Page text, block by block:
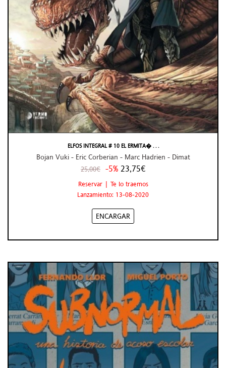
ELFOS INTEGRAL # 10 EL ERMITA� . . .
Bojan Vuki - Eric Corberian - Marc Hadrien - Dimat
25,00€ -5% 23,75€
Reservar | Te lo traemos
Lanzamiento: 13-08-2020
ENCARGAR